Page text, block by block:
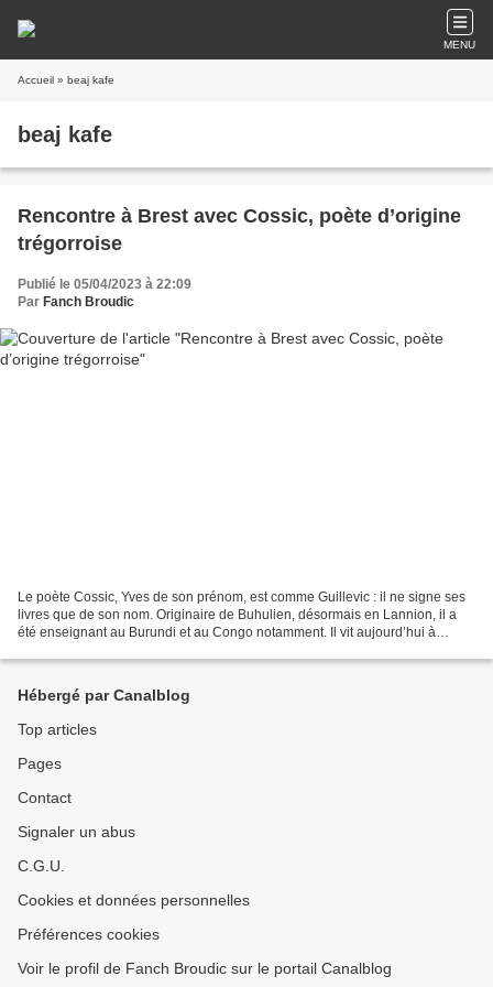
MENU
Accueil » beaj kafe
beaj kafe
Rencontre à Brest avec Cossic, poète d’origine
trégorroise
Publié le 05/04/2023 à 22:09
Par Fanch Broudic
Le poète Cossic, Yves de son prénom, est comme Guillevic : il ne signe ses
livres que de son nom. Originaire de Buhulien, désormais en Lannion, il a
été enseignant au Burundi et au Congo notamment. Il vit aujourd’hui à
Hébergé par Canalblog
Top articles
Pages
Contact
Signaler un abus
C.G.U.
Cookies et données personnelles
Préférences cookies
Voir le profil de Fanch Broudic sur le portail Canalblog